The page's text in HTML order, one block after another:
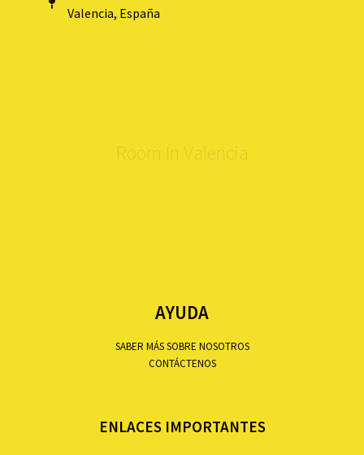
Valencia, España
Room In Valencia
AYUDA
SABER MÁS SOBRE NOSOTROS
CONTÁCTENOS
ENLACES IMPORTANTES